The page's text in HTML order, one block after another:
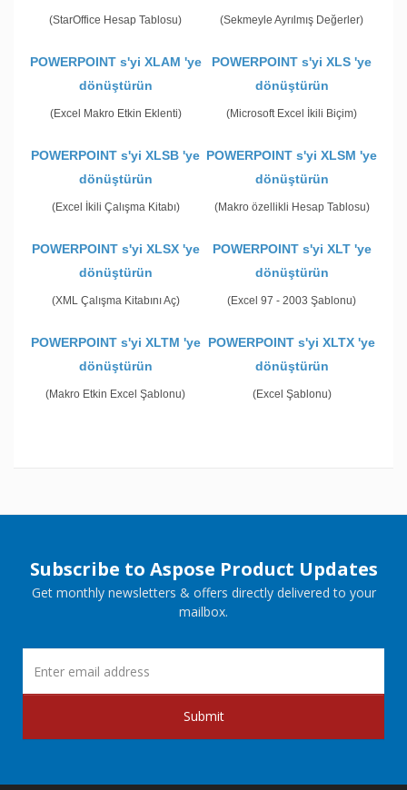
(StarOffice Hesap Tablosu) (Sekmeyle Ayrılmış Değerler)
POWERPOINT s'yi XLAM 'ye
dönüştürün
(Excel Makro Etkin Eklenti)
POWERPOINT s'yi XLS 'ye
dönüştürün
(Microsoft Excel İkili Biçim)
POWERPOINT s'yi XLSB 'ye
dönüştürün
(Excel İkili Çalışma Kitabı)
POWERPOINT s'yi XLSM 'ye
dönüştürün
(Makro özellikli Hesap Tablosu)
POWERPOINT s'yi XLSX 'ye
dönüştürün
(XML Çalışma Kitabını Aç)
POWERPOINT s'yi XLT 'ye
dönüştürün
(Excel 97 - 2003 Şablonu)
POWERPOINT s'yi XLTM 'ye
dönüştürün
(Makro Etkin Excel Şablonu)
POWERPOINT s'yi XLTX 'ye
dönüştürün
(Excel Şablonu)
Subscribe to Aspose Product Updates
Get monthly newsletters & offers directly delivered to your
mailbox.
Submit